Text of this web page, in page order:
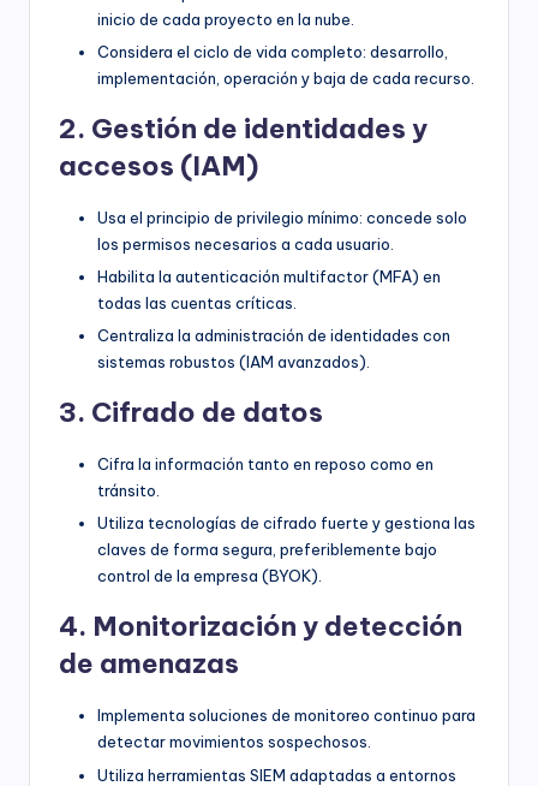
inicio de cada proyecto en la nube.
Considera el ciclo de vida completo: desarrollo,
implementación, operación y baja de cada recurso.
2. Gestión de identidades y
accesos (IAM)
Usa el principio de privilegio mínimo: concede solo
los permisos necesarios a cada usuario.
Habilita la autenticación multifactor (MFA) en
todas las cuentas críticas.
Centraliza la administración de identidades con
sistemas robustos (IAM avanzados).
3. Cifrado de datos
Cifra la información tanto en reposo como en
tránsito.
Utiliza tecnologías de cifrado fuerte y gestiona las
claves de forma segura, preferiblemente bajo
control de la empresa (BYOK).
4. Monitorización y detección
de amenazas
Implementa soluciones de monitoreo continuo para
detectar movimientos sospechosos.
Utiliza herramientas SIEM adaptadas a entornos